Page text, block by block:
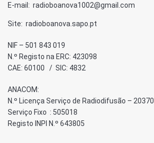
E-mail: radioboanova1002@gmail.com
Site: radioboanova.sapo.pt
NIF – 501 843 019
N.º Registo na ERC: 423098
CAE: 60100 / SIC: 4832
ANACOM:
N.º Licença Serviço de Radiodifusão – 20370
Serviço Fixo : 505018
Registo INPI N.º 643805